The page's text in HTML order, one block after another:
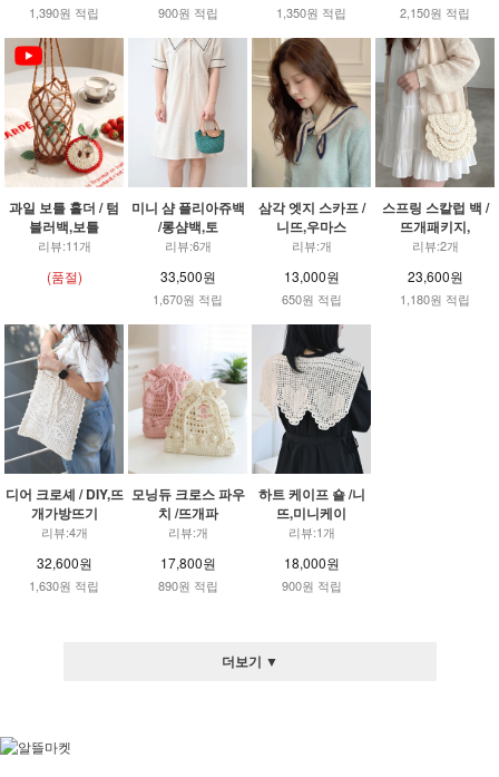
1,390원 적립 900원 적립 1,350원 적립 2,150원 적립
과일 보틀 홀더 / 텀
블러백,보틀
리뷰:11개
(품절)
미니 샴 플리아쥬백
/롱샴백,토
리뷰:6개
33,500원
1,670원 적립
삼각 엣지 스카프 /
니뜨,우마스
리뷰:개
13,000원
650원 적립
스프링 스칼럽 백 /
뜨개패키지,
리뷰:2개
23,600원
1,180원 적립
디어 크로셰 / DIY,뜨
개가방뜨기
리뷰:4개
32,600원
1,630원 적립
모닝듀 크로스 파우
치 /뜨개파
리뷰:개
17,800원
890원 적립
하트 케이프 숄 /니
뜨,미니케이
리뷰:1개
18,000원
900원 적립
더보기 ▼